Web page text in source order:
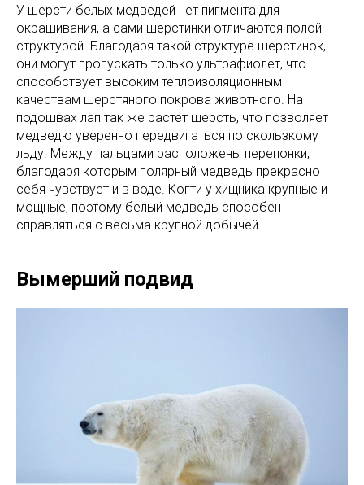
У шерсти белых медведей нет пигмента для
окрашивания, а сами шерстинки отличаются полой
структурой. Благодаря такой структуре шерстинок,
они могут пропускать только ультрафиолет, что
способствует высоким теплоизоляционным
качествам шерстяного покрова животного. На
подошвах лап так же растет шерсть, что позволяет
медведю уверенно передвигаться по скользкому
льду. Между пальцами расположены перепонки,
благодаря которым полярный медведь прекрасно
себя чувствует и в воде. Когти у хищника крупные и
мощные, поэтому белый медведь способен
справляться с весьма крупной добычей.
Вымерший подвид